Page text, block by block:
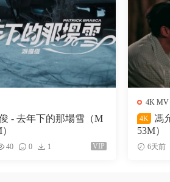
- 去年下的那場雪（M
40 0 1 VIP
4K MV
4K
馮
53M）
6天前